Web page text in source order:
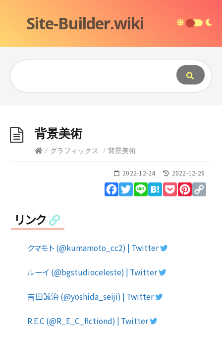
Site-Builder.wiki
背景美術
/ グラフィックス / 背景美術
2022-12-24 2022-12-26
Facebook
Twitter
Line HatenaPocket
リンク
クマモト (@kumamoto_cc2) | Twitter
ルーイ (@bgstudioceleste) | Twitter
吉田誠治 (@yoshida_seiji) | Twitter
R.E.C (@R_E_C_flctiond) | Twitter